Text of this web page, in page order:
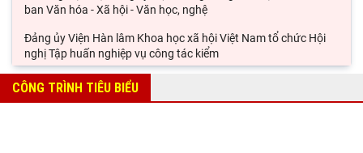
ban Văn hóa - Xã hội - Văn học, nghệ
Đảng ủy Viện Hàn lâm Khoa học xã hội Việt Nam tổ chức Hội
nghị Tập huấn nghiệp vụ công tác kiểm
Viện Sử học tham gia Hội thảo khoa học quốc gia "Danh nhân
CÔNG TRÌNH TIÊU BIỂU